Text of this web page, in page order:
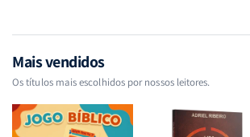
o
Equilíbrio
-
Como
Equilíbrio
Como
Costa
Mais vendidos
Os títulos mais escolhidos por nossos leitores.